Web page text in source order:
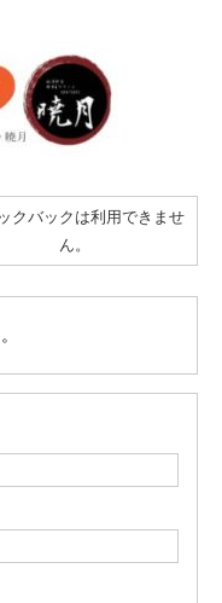
クバックは利用できませ
ん。